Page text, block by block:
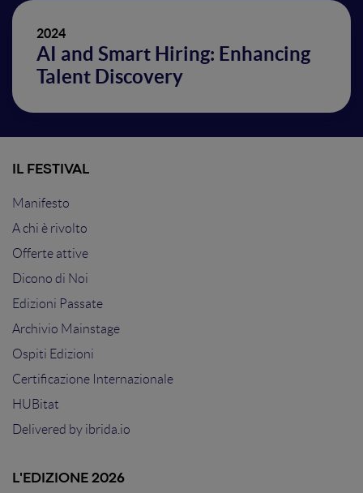
2024
AI and Smart Hiring: Enhancing
Talent Discovery
IL FESTIVAL
Manifesto
A chi è rivolto
Offerte attive
Dicono di Noi
Edizioni Passate
Archivio Mainstage
Ospiti Edizioni
Certificazione Internazionale
HUBitat
Delivered by ibrida.io
L'EDIZIONE 2026